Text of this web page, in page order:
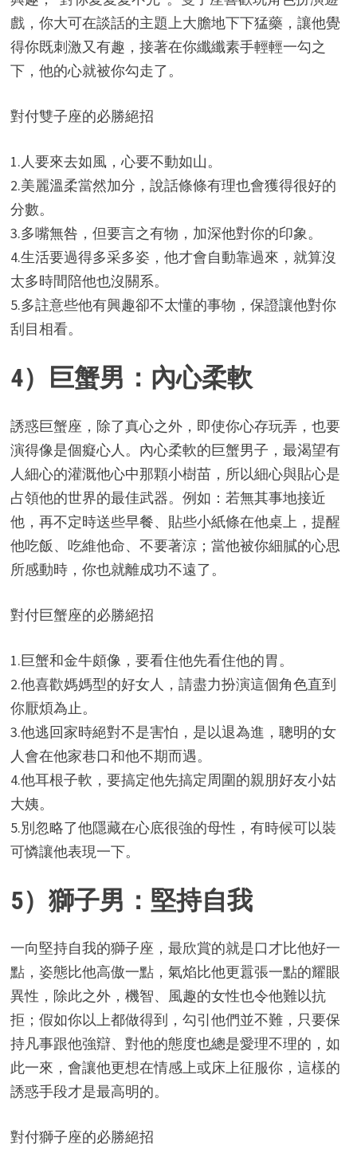
戲，你大可在談話的主題上大膽地下下猛藥，讓他覺
得你既刺激又有趣，接著在你纖纖素手輕輕一勾之
下，他的心就被你勾走了。
對付雙子座的必勝絕招
1.人要來去如風，心要不動如山。
2.美麗溫柔當然加分，說話條條有理也會獲得很好的
分數。
3.多嘴無咎，但要言之有物，加深他對你的印象。
4.生活要過得多采多姿，他才會自動靠過來，就算沒
太多時間陪他也沒關系。
5.多註意些他有興趣卻不太懂的事物，保證讓他對你
刮目相看。
4）巨蟹男：內心柔軟
誘惑巨蟹座，除了真心之外，即使你心存玩弄，也要
演得像是個癡心人。內心柔軟的巨蟹男子，最渴望有
人細心的灌溉他心中那顆小樹苗，所以細心與貼心是
占領他的世界的最佳武器。例如：若無其事地接近
他，再不定時送些早餐、貼些小紙條在他桌上，提醒
他吃飯、吃維他命、不要著涼；當他被你細膩的心思
所感動時，你也就離成功不遠了。
對付巨蟹座的必勝絕招
1.巨蟹和金牛頗像，要看住他先看住他的胃。
2.他喜歡媽媽型的好女人，請盡力扮演這個角色直到
你厭煩為止。
3.他逃回家時絕對不是害怕，是以退為進，聰明的女
人會在他家巷口和他不期而遇。
4.他耳根子軟，要搞定他先搞定周圍的親朋好友小姑
大姨。
5.別忽略了他隱藏在心底很強的母性，有時候可以裝
可憐讓他表現一下。
5）獅子男：堅持自我
一向堅持自我的獅子座，最欣賞的就是口才比他好一
點，姿態比他高傲一點，氣焰比他更囂張一點的耀眼
異性，除此之外，機智、風趣的女性也令他難以抗
拒；假如你以上都做得到，勾引他們並不難，只要保
持凡事跟他強辯、對他的態度也總是愛理不理的，如
此一來，會讓他更想在情感上或床上征服你，這樣的
誘惑手段才是最高明的。
對付獅子座的必勝絕招